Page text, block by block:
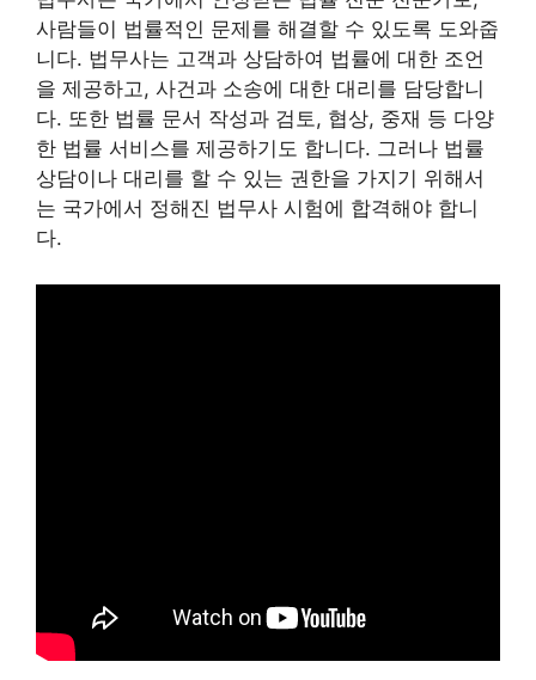
사람들이 법률적인 문제를 해결할 수 있도록 도와줍
니다. 법무사는 고객과 상담하여 법률에 대한 조언
을 제공하고, 사건과 소송에 대한 대리를 담당합니
다. 또한 법률 문서 작성과 검토, 협상, 중재 등 다양
한 법률 서비스를 제공하기도 합니다. 그러나 법률
상담이나 대리를 할 수 있는 권한을 가지기 위해서
는 국가에서 정해진 법무사 시험에 합격해야 합니
다.